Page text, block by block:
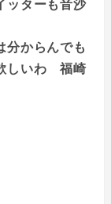
ッターも音沙
分からんでも
しいわ 福崎